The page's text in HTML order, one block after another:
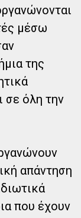
μέσω
της
σε όλη την
απάντηση
που έχουν